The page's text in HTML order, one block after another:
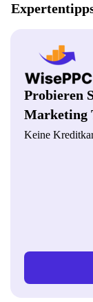
Probieren
Marketing
Keine